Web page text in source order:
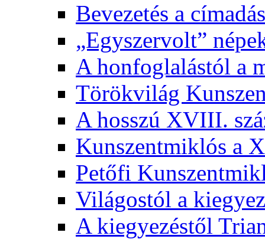
Bevezetés a
„Egyszervolt”
A honfoglalástól a
Törökvilág
A hosszú XVIII.
Kunszentmiklós a
Petőfi
Világostól a
A kiegyezéstől